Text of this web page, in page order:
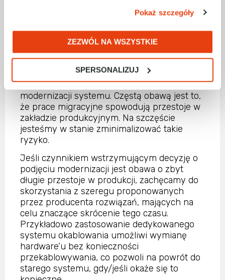
Pokaż szczegóły
ZEZWÓL NA WSZYSTKIE
SPERSONALIZUJ
MODERNIZACJA BEZ RYZYKA? TO JAK
NAJBARDZIEJ JEST MOŻLIWE
Nie tylko względy ekonomiczne stopują
przedsiębiorców przed przeprowadzeniem
modernizacji systemu. Częstą obawą jest to,
że prace migracyjne spowodują przestoje w
zakładzie produkcyjnym. Na szczęście
jesteśmy w stanie zminimalizować takie
ryzyko.
Jeśli czynnikiem wstrzymującym decyzję o
podjęciu modernizacji jest obawa o zbyt
długie przestoje w produkcji, zachęcamy do
skorzystania z szeregu proponowanych
przez producenta rozwiązań, mających na
celu znaczące skrócenie tego czasu.
Przykładowo zastosowanie dedykowanego
systemu okablowania umożliwi wymianę
hardware’u bez konieczności
przekablowywania, co pozwoli na powrót do
starego systemu, gdy/jeśli okaże się to